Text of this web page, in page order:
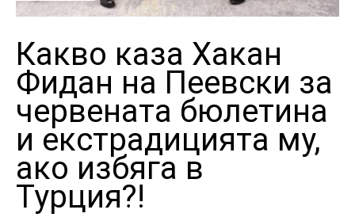
Какво каза Хакан
Фидан на Пеевски за
червената бюлетина
и екстрадицията му,
ако избяга в
Турция?!